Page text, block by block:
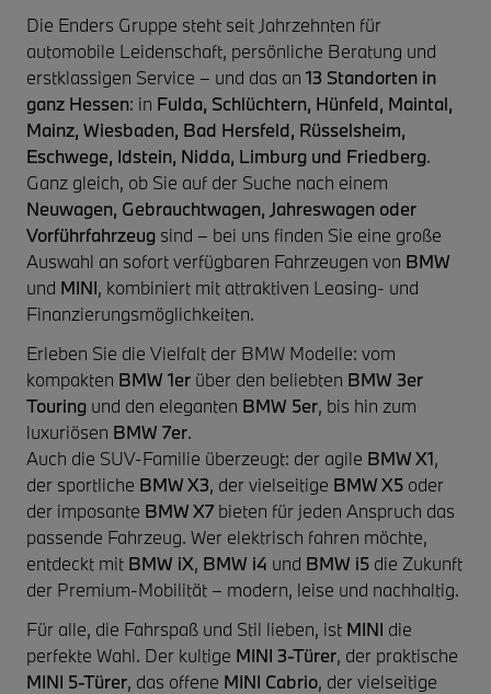
Die Enders Gruppe steht seit Jahrzehnten für
automobile Leidenschaft, persönliche Beratung und
erstklassigen Service – und das an 13 Standorten in
ganz Hessen: in Fulda, Schlüchtern, Hünfeld, Maintal,
Mainz, Wiesbaden, Bad Hersfeld, Rüsselsheim,
Eschwege, Idstein, Nidda, Limburg und Friedberg.
Ganz gleich, ob Sie auf der Suche nach einem
Neuwagen, Gebrauchtwagen, Jahreswagen oder
Vorführfahrzeug sind – bei uns finden Sie eine große
Auswahl an sofort verfügbaren Fahrzeugen von BMW
und MINI, kombiniert mit attraktiven Leasing- und
Finanzierungsmöglichkeiten.
Erleben Sie die Vielfalt der BMW Modelle: vom
kompakten BMW 1er über den beliebten BMW 3er
Touring und den eleganten BMW 5er, bis hin zum
luxuriösen BMW 7er.
Auch die SUV-Familie überzeugt: der agile BMW X1,
der sportliche BMW X3, der vielseitige BMW X5 oder
der imposante BMW X7 bieten für jeden Anspruch das
passende Fahrzeug. Wer elektrisch fahren möchte,
entdeckt mit BMW iX, BMW i4 und BMW i5 die Zukunft
der Premium-Mobilität – modern, leise und nachhaltig.
Für alle, die Fahrspaß und Stil lieben, ist MINI die
perfekte Wahl. Der kultige MINI 3-Türer, der praktische
MINI 5-Türer, das offene MINI Cabrio, der vielseitige